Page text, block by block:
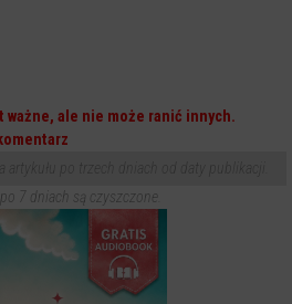
ważne, ale nie może ranić innych.
7 dniach są czyszczone.